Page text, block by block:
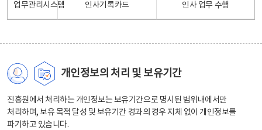
업무관리시스템 인사기록카드 인사 업무 수행
개인정보의 처리 및 보유기간
진흥원에서 처리하는 개인정보는 보유기간으로 명시된 범위내에서만
처리하며, 보유 목적 달성 및 보유기간 경과의 경우 지체 없이 개인정보를
파기하고 있습니다.